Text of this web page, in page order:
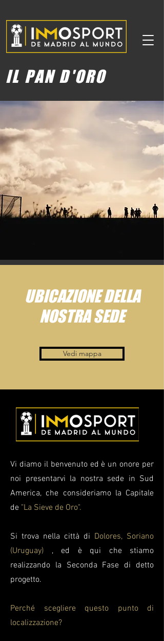
IL PAN D'ORO
UBICAZIONE DELLA
NOSTRA SEDE
Vedi mappa
Vi diamo il benvenuto ed è un onore per
noi presentarvi la nostra sede in Sud
America, che consideriamo la Capitale
de "La Sieve de Oro".
Si trova nella città di Dolores, Soriano
(Uruguay) , ed è qui che stiamo
realizzando la Seconda Fase di detto
progetto.
Perché scegliere questo punto di
localizzazione?